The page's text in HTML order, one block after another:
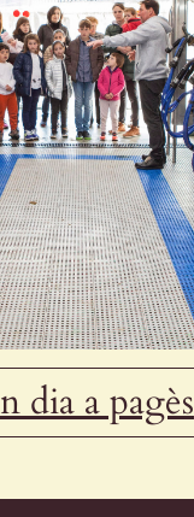
dia a pagès